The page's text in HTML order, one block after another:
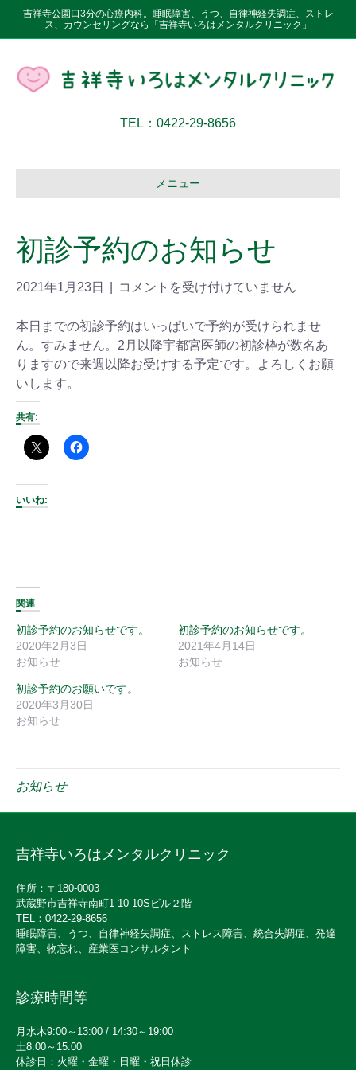
吉祥寺公園口3分の心療内科。睡眠障害、うつ、自律神経失調症、ストレ
ス、カウンセリングなら「吉祥寺いろはメンタルクリニック」
TEL：0422-29-8656
メニュー
初診予約のお知らせ
2021年1月23日 コメントを受け付けていません
本日までの初診予約はいっぱいで予約が受けられませ
ん。すみません。2月以降宇都宮医師の初診枠が数名あ
りますので来週以降お受けする予定です。よろしくお願
いします。
共有:
いいね:
関連
初診予約のお知らせです。
2020年2月3日
お知らせ
初診予約のお知らせです。
2021年4月14日
お知らせ
初診予約のお願いです。
2020年3月30日
お知らせ
お知らせ
吉祥寺いろはメンタルクリニック
住所：〒180-0003
武蔵野市吉祥寺南町1-10-10Sビル２階
TEL：0422-29-8656
睡眠障害、うつ、自律神経失調症、ストレス障害、統合失調症、発達
障害、物忘れ、産業医コンサルタント
診療時間等
月水木9:00～13:00 / 14:30～19:00
土8:00～15:00
休診日：火曜・金曜・日曜・祝日休診